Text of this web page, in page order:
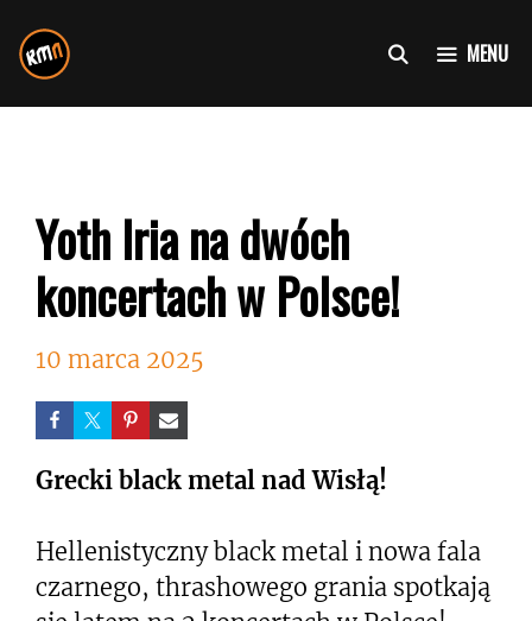
do
treści
MENU
Yoth Iria na dwóch
koncertach w Polsce!
10 marca 2025
Grecki black metal nad Wisłą!
Hellenistyczny black metal i nowa fala
czarnego, thrashowego grania spotkają